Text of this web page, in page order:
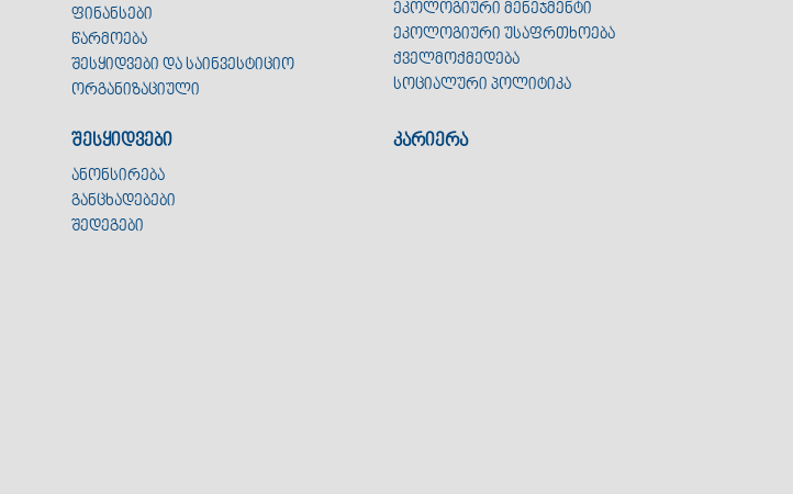
ფინანსები
წარმოება
შესყიდვები და საინვესტიციო
ორგანიზაციული
ეკოლოგიური მენეჯმენტი
ეკოლოგიური უსაფრთხოება
ქველმოქმედება
სოციალური პოლიტიკა
შესყიდვები
ანონსირება
განცხადებები
შედეგები
კარიერა